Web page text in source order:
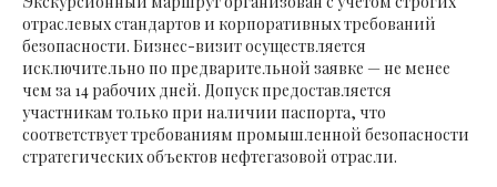
отраслевых стандартов и корпоративных требований
безопасности. Бизнес-визит осуществляется
исключительно по предварительной заявке — не менее
чем за 14 рабочих дней. Допуск предоставляется
участникам только при наличии паспорта, что
соответствует требованиям промышленной безопасности
стратегических объектов нефтегазовой отрасли.